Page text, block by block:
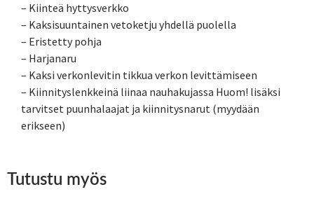
– Kiinteä hyttysverkko
– Kaksisuuntainen vetoketju yhdellä puolella
– Eristetty pohja
– Harjanaru
– Kaksi verkonlevitin tikkua verkon levittämiseen
– Kiinnityslenkkeinä liinaa nauhakujassa Huom! lisäksi
tarvitset puunhalaajat ja kiinnitysnarut (myydään
erikseen)
Tutustu myös